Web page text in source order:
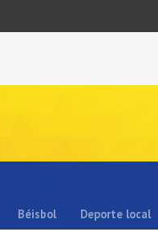
Béisbol Deporte local